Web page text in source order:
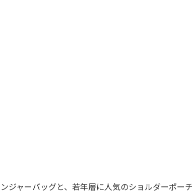
ャーバッグと、若年層に人気のショルダーポー